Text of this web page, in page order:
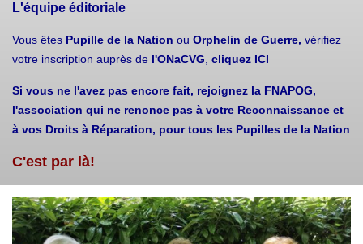
L'équipe éditoriale
Vous êtes Pupille de la Nation ou Orphelin de Guerre, vérifiez
votre inscription auprès de l'ONaCVG cliquez ICI
Si vous ne l'avez pas encore fait, rejoignez la FNAPOG,
l'association qui ne renonce pas à votre Reconnaissance et
à vos Droits à Réparation, pour tous les Pupilles de la Nation
C'est par là!